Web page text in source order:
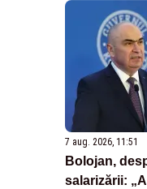
7 aug. 2026, 11:51
Bolojan,
salarizării: